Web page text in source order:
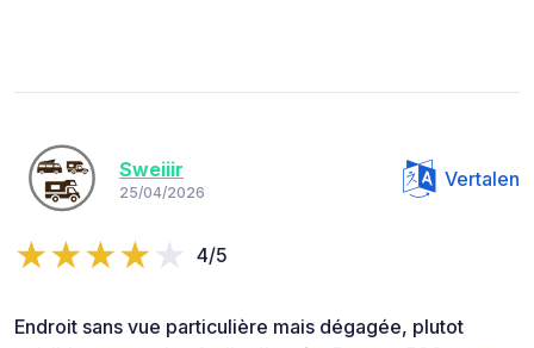
Sweiiir
25/04/2026
Vertalen
4/5
Endroit sans vue particulière mais dégagée, plutot